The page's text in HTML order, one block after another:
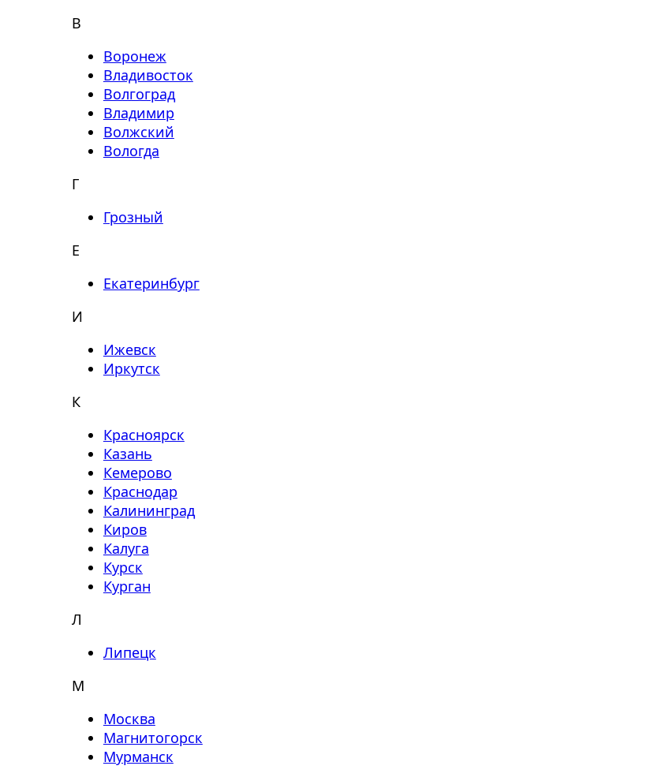
В
Воронеж
Владивосток
Волгоград
Владимир
Волжский
Вологда
Г
Грозный
Е
Екатеринбург
И
Ижевск
Иркутск
К
Красноярск
Казань
Кемерово
Краснодар
Калининград
Киров
Калуга
Курск
Курган
Л
Липецк
М
Москва
Магнитогорск
Мурманск